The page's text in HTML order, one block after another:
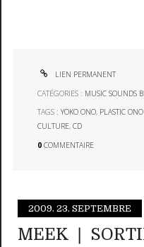
LIEN PERMANENT
CATÉGORIES : MUSIC SOUNDS
TAGS :YOKO ONO, PLASTIC
CULTURE,CD
0 COMMENTAIRE
2009. 23. SEPTEMBRE
MEEK ❘